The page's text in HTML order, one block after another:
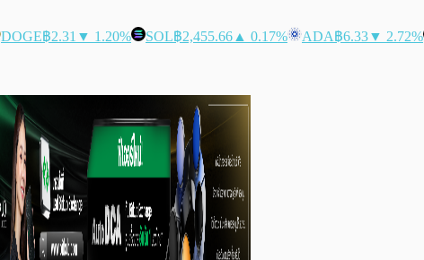
DOGE฿2.31 ▼ 1.20% SOL฿2,455.66 ▲ 0.17% ADA฿6.33▼ 2.72%